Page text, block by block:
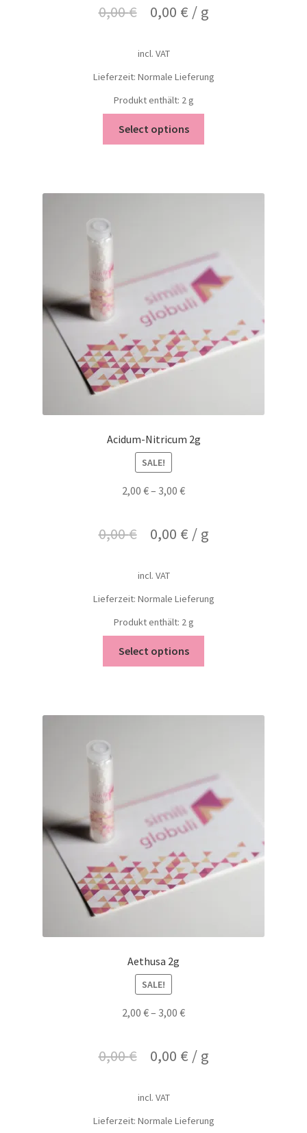
0,00€ 0,00 € / g
incl. VAT
Lieferzeit: Normale Lieferung
Produkt enthält: 2g
Select options
Acidum-Nitricum 2g
SALE!
2,00 €– 3,00 €
0,00€ 0,00 € / g
incl. VAT
Lieferzeit: Normale Lieferung
Produkt enthält: 2g
Select options
Aethusa 2g
SALE!
2,00 €– 3,00 €
0,00€ 0,00 € / g
incl. VAT
Lieferzeit: Normale Lieferung